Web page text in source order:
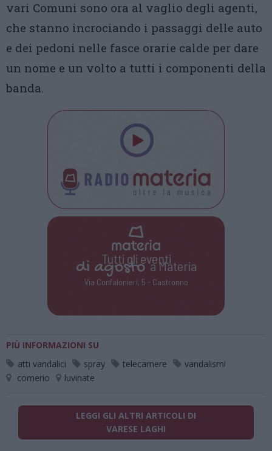
vari Comuni sono ora al vaglio degli agenti,
che stanno incrociando i passaggi delle auto
e dei pedoni nelle fasce orarie calde per dare
un nome e un volto a tutti i componenti della
banda.
Tutti gli eventi
di agostoa Materia
Via Confalonieri, 5 - Castronno
PIÙ INFORMAZIONI SU
atti vandalici
spray telecamere
vandalismi
comerio
luvinate
LEGGI GLI ALTRI ARTICOLI DI
VARESE LAGHI